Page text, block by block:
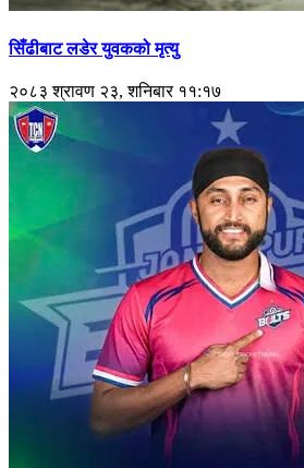
सिँढीबाट लडेर युवकको मृत्यु
२०८३ श्रावण २३, शनिबार ११:१७